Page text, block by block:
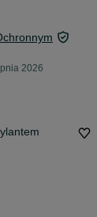
2026